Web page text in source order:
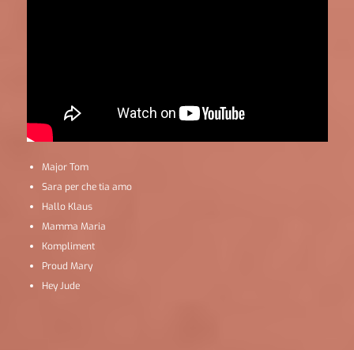
Major Tom
Sara per che tia amo
Hallo Klaus
Mamma Maria
Kompliment
Proud Mary
Hey Jude